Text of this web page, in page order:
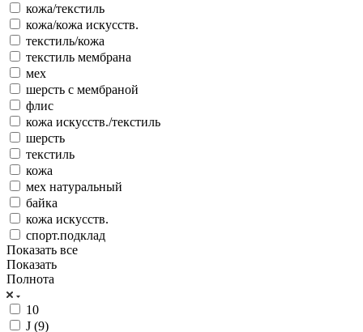
кожа/текстиль
кожа/кожа искусств.
текстиль/кожа
текстиль мембрана
мех
шерсть с мембраной
флис
кожа искусств./текстиль
шерсть
текстиль
кожа
мех натуральный
байка
кожа искусств.
спорт.подклад
Показать все
Показать
Полнота
10
J (9)